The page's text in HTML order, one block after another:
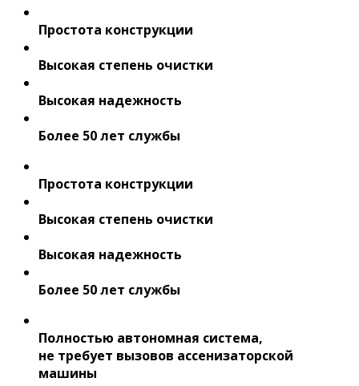
Простота конструкции
Высокая степень очистки
Высокая надежность
Более 50 лет службы
Простота конструкции
Высокая степень очистки
Высокая надежность
Более 50 лет службы
Полностью автономная система,
не требует вызовов ассенизаторской
машины